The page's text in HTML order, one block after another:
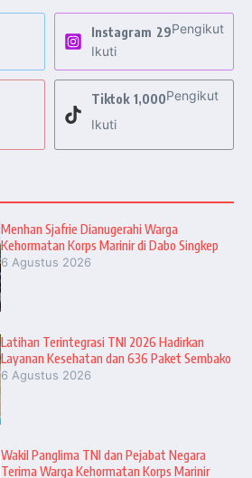
Instagram 29Pengikut
Ikuti
Tiktok 1,000Pengikut
Ikuti
Menhan Sjafrie Dianugerahi Warga
Kehormatan Korps Marinir di Dabo Singkep
6 Agustus 2026
Latihan Terintegrasi TNI 2026 Hadirkan
Layanan Kesehatan dan 636 Paket Sembako
6 Agustus 2026
Wakil Panglima TNI dan Pejabat Negara
Terima Warga Kehormatan Korps Marinir